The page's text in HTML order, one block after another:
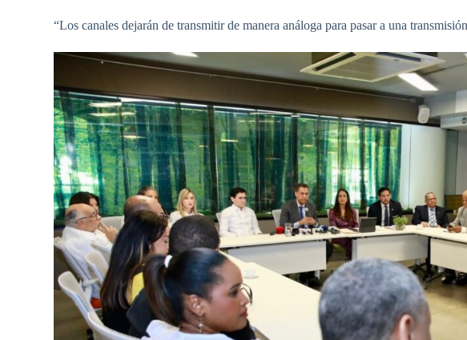
“Los canales dejarán de transmitir de manera análoga para pasar a una